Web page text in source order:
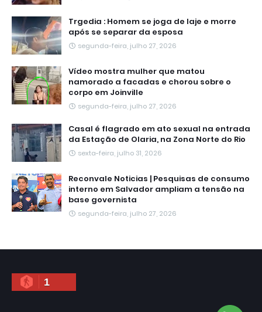
Trgedia : Homem se joga de laje e morre
após se separar da esposa
segunda-feira, julho 27, 2026
Vídeo mostra mulher que matou
namorado a facadas e chorou sobre o
corpo em Joinville
segunda-feira, julho 27, 2026
Casal é flagrado em ato sexual na entrada
da Estação de Olaria, na Zona Norte do Rio
sexta-feira, julho 31, 2026
Reconvale Noticias | Pesquisas de consumo
interno em Salvador ampliam a tensão na
base governista
segunda-feira, julho 27, 2026
1